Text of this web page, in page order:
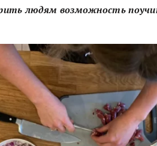
людям возможность